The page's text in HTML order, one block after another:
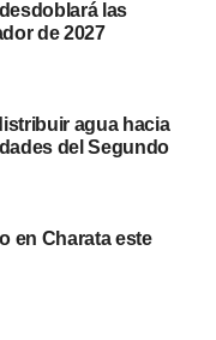
las
de 2027
agua hacia
del Segundo
en Charata este